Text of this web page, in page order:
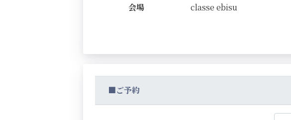
会場 classe ebisu
■ご予約